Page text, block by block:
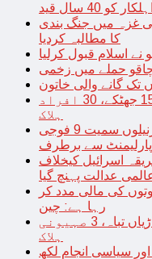
کو 40 سال قید
غزہ میں جنگ بندی
کا مطالبہ کردیا
نے اسلام قبول کرلیا
چاقو حملے میں زخمی
جاپان میں ایک دن میں زلزلے کے 155 جھٹکے، 30 افراد
ہلاک
چین؛ میزائل یونٹ سے منسلک 4 جرنیلوں سمیت 9 فوجی
سے برطرف
اسرائیل کیخلاف
عدالت پہنچ گیا
کی مالی مدد کر
رہا ہے: چین
حماس کے حملوں میں 7 اسرائیلی گاڑیاں تباہ، 3 صہیونی
ہلاک
اور سیاسی انجام لکھ